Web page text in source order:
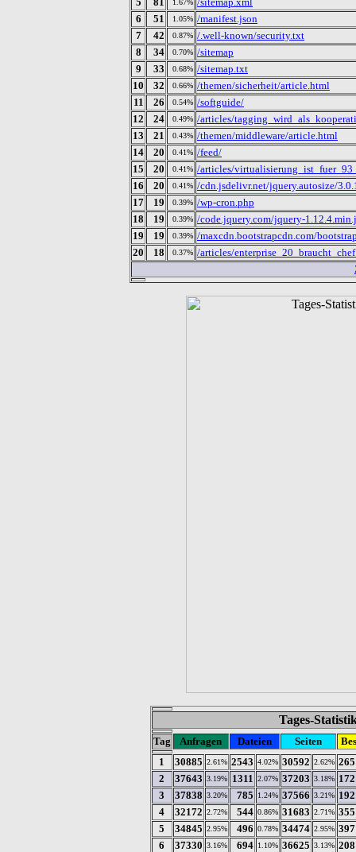
1.67%
6
51 1.05% /manifest.json
7
42 0.87% /.well-known/security.txt
8
34 0.70% /sitemap
9
33 0.68% /sitemap.txt
10
32 0.66% /themen/sicherheit/article.html
11
26 0.54% /softguide/
12
24 0.49% /articles/
13
21 0.43% /themen/middleware/article.html
14
20 0.41% /feed/
15
20 0.41% /articles/
16
20 0.41% /cdn.jsdelivr.net/jquery.autosize/
17
19 0.39% /wp-cron.php
18
19 0.39% /code.jquery.com/jquery-
19
19 0.39% /maxcdn.bootstrapcdn.com/
20
18 0.37% /articles/
Tages-
Tag Anfragen Dateien Seiten
1
30885 2.61% 2543 4.02% 30592 2.62% 265
2
37643 3.19% 1311 2.07% 37203 3.18% 172
3
37838 3.20% 785 1.24% 37566 3.21% 192
4
32172 2.72% 544 0.86% 31683 2.71% 355
5
34845 2.95% 496 0.78% 34474 2.95% 397
6
37330 3.16% 694 1.10% 36625 3.13% 208